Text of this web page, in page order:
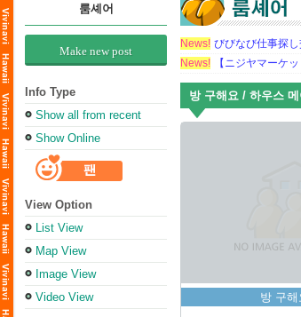
룸셰어
Make new post
Info Type
Show all from recent
Show Online
View Option
List View
Map View
Image View
Video View
News! びびなび仕事探
News!
【ニジヤマーケ
방 구해요 / 하우스
방 구해